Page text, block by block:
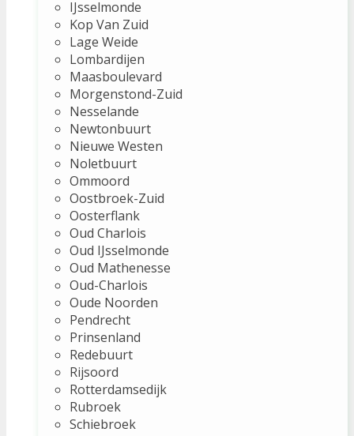
IJsselmonde
Kop Van Zuid
Lage Weide
Lombardijen
Maasboulevard
Morgenstond-Zuid
Nesselande
Newtonbuurt
Nieuwe Westen
Noletbuurt
Ommoord
Oostbroek-Zuid
Oosterflank
Oud Charlois
Oud IJsselmonde
Oud Mathenesse
Oud-Charlois
Oude Noorden
Pendrecht
Prinsenland
Redebuurt
Rijsoord
Rotterdamsedijk
Rubroek
Schiebroek